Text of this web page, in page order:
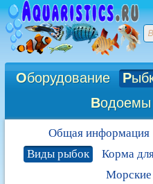
Оборудование Р
Водоемы
Общая информация
Виды рыбок
Корма